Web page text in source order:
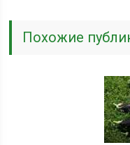
Похожие